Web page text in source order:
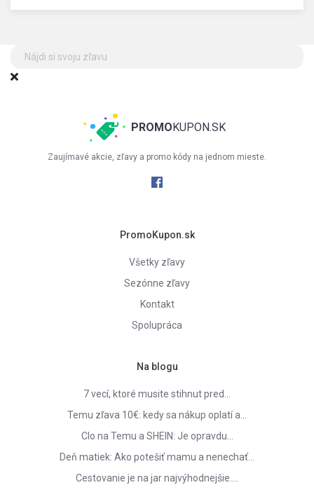
PROMO KUPON.SK
Zaujímavé akcie, zľavy a promo kódy na jednom mieste.
PromoKupon.sk
Všetky zľavy
Sezónne zľavy
Kontakt
Spolupráca
Na blogu
7 vecí, ktoré musite stihnut pred…
Temu zľava 10€: kedy sa nákup oplatí a…
Clo na Temu a SHEIN: Je opravdu…
Deň matiek: Ako potešiť mamu a nenechať…
Cestovanie je na jar najvýhodnejšie.…